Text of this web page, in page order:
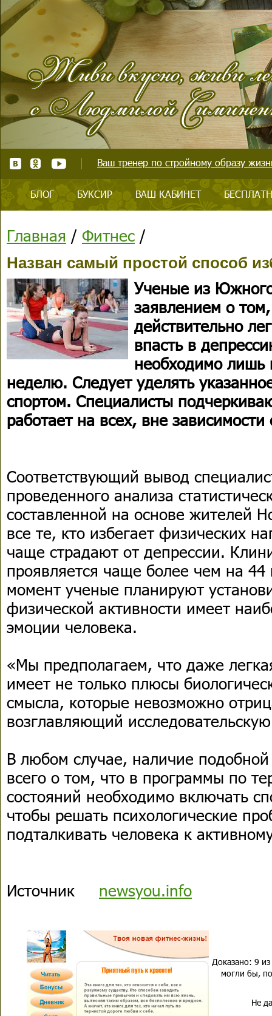
Ваш тренер по стройному образу
БЛОГ БУКСИР ВАШ КАБИНЕТ
Главная / Фитнес /
Назван самый простой способ
Ученые из
заявлением о
действительно
впасть в
необходимо лишь
неделю. Следует уделять
спортом. Специалисты
работает на всех, вне
Соответствующий вывод
проведенного анализа
составленной на основе жителей
все те, кто избегает физических
чаще страдают от депрессии.
проявляется чаще более чем на
момент ученые планируют
физической активности имеет
эмоции человека.
«Мы предполагаем, что даже
имеет не только плюсы
смысла, которые невозможно
возглавляющий
В любом случае, наличие
всего о том, что в программы по
состояний необходимо включать
чтобы решать психологические
подталкивать человека к
Источник newsyou.info
Доказано: 9
могли бы,
Не